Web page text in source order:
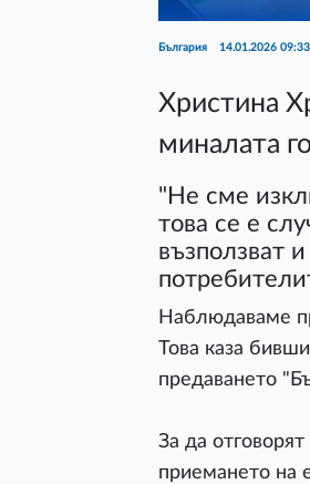
България 14.01.2026 09:33
Христина
миналата
"Не сме
това се е
възползват
Наблюдаваме
Това каза
предаването
За да
приемането на